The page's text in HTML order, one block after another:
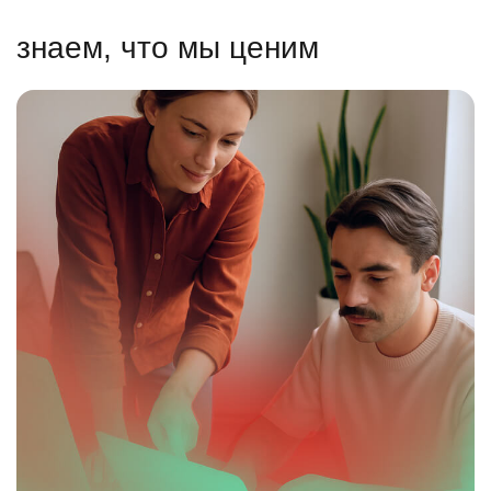
знаем, что мы ценим